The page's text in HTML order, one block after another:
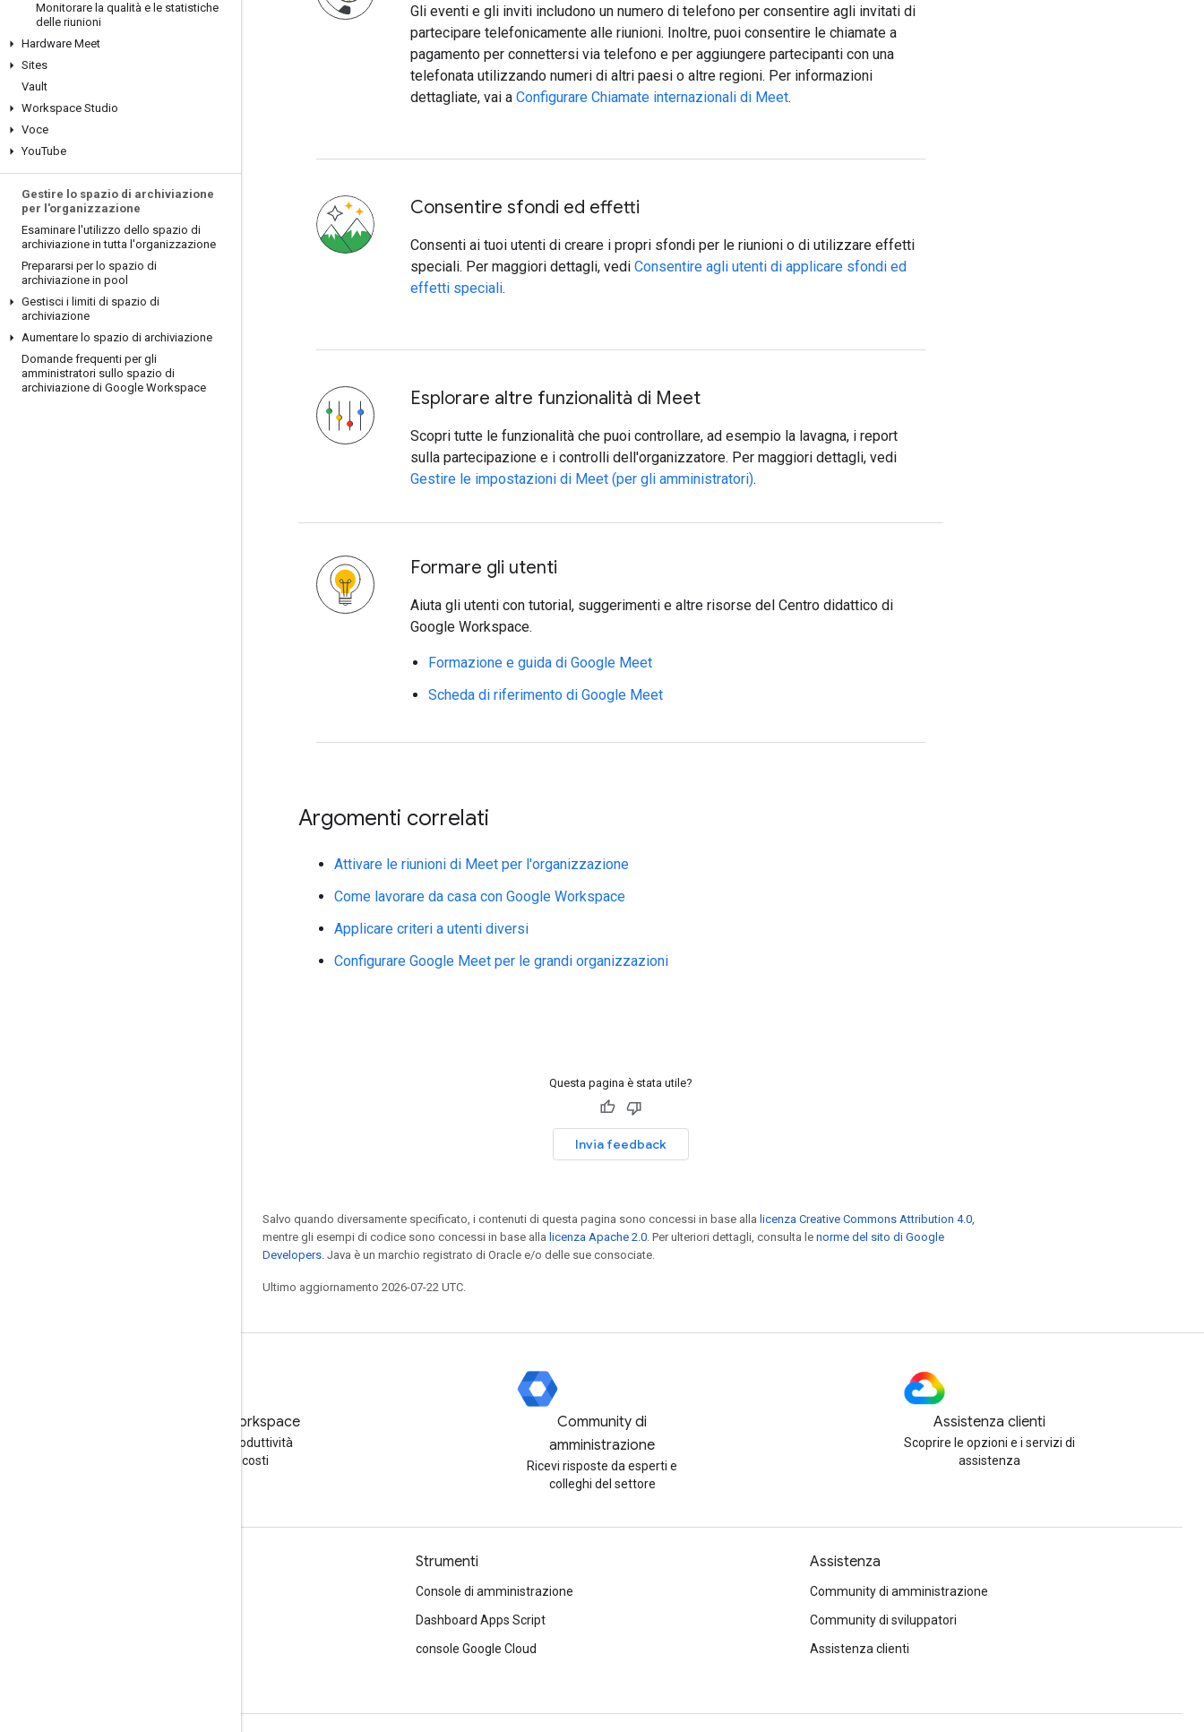
Monitorare la qualità e le statistiche
delle riunioni
Hardware Meet
Sites
Vault
Workspace Studio
Voce
YouTube
Gestire lo spazio di archiviazione
per l'organizzazione
Esaminare l'utilizzo dello spazio di
archiviazione in tutta l'organizzazione
Prepararsi per lo spazio di
archiviazione in pool
Gestisci i limiti di spazio di
archiviazione
Aumentare lo spazio di archiviazione
Domande frequenti per gli
amministratori sullo spazio di
archiviazione di Google Workspace
Gli eventi e gli inviti includono un numero di telefono per consentire agli invitati di
partecipare telefonicamente alle riunioni. Inoltre, puoi consentire le chiamate a
pagamento per connettersi via telefono e per aggiungere partecipanti con una
telefonata utilizzando numeri di altri paesi o altre regioni. Per informazioni
dettagliate, vai a Configurare Chiamate internazionali di Meet.
Consentire sfondi ed effetti
Consenti ai tuoi utenti di creare i propri sfondi per le riunioni o di utilizzare effetti
speciali. Per maggiori dettagli, vedi Consentire agli utenti di applicare sfondi ed
effetti speciali.
Esplorare altre funzionalità di Meet
Scopri tutte le funzionalità che puoi controllare, ad esempio la lavagna, i report
sulla partecipazione e i controlli dell'organizzatore. Per maggiori dettagli, vedi
Gestire le impostazioni di Meet (per gli amministratori).
Formare gli utenti
Aiuta gli utenti con tutorial, suggerimenti e altre risorse del Centro didattico di
Google Workspace.
Formazione e guida di Google Meet
Scheda di riferimento di Google Meet
Argomenti correlati
Attivare le riunioni di Meet per l'organizzazione
Come lavorare da casa con Google Workspace
Applicare criteri a utenti diversi
Configurare Google Meet per le grandi organizzazioni
Questa pagina è stata utile?
Invia feedback
Salvo quando diversamente specificato, i contenuti di questa pagina sono concessi in base alla licenza Creative Commons Attribution 4.0,
mentre gli esempi di codice sono concessi in base alla licenza Apache 2.0. Per ulteriori dettagli, consulta le norme del sito di Google
Developers. Java è un marchio registrato di Oracle e/o delle sue consociate.
Ultimo aggiornamento 2026-07-22 UTC.
Prova Google Workspace
Aumenta la tua produttività
con l'AI senza costi
Community di
amministrazione
Ricevi risposte da esperti e
colleghi del settore
Assistenza clienti
Scoprire le opzioni e i servizi di
assistenza
Strumenti
Console di amministrazione
Dashboard Apps Script
console Google Cloud
Assistenza
Community di amministrazione
Community di sviluppatori
Assistenza clienti